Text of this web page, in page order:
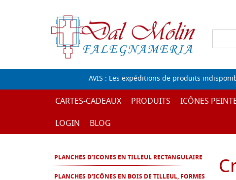
AVIS : Les expéditions de produits
CARTES-CADEAUX PRODUITS ICÔNES
LOGIN
BLOG
PLANCHES D'ICONES EN TILLEUL RECTANGULAIRE
PLANCHES D'ICÔNES EN BOIS DE TILLEUL, FORMES